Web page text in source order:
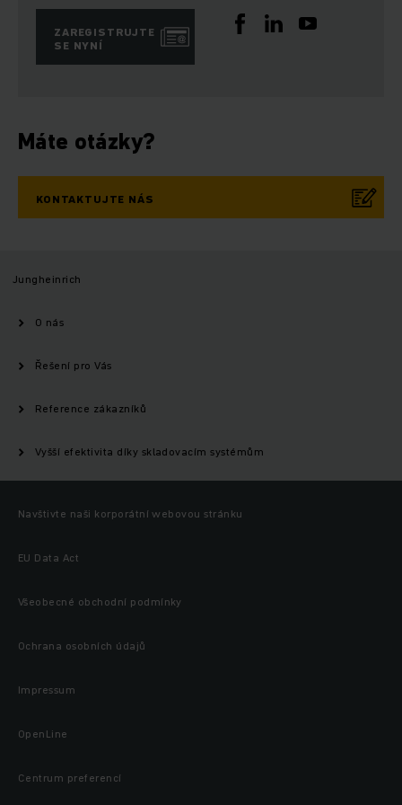
ZAREGISTRUJTE
SE NYNÍ
Máte otázky?
KONTAKTUJTE NÁS
Jungheinrich
O nás
Řešení pro Vás
Reference zákazníků
Vyšší efektivita díky skladovacím systémům
Navštivte naši korporátní webovou stránku
EU Data Act
Všeobecné obchodní podmínky
Ochrana osobních údajů
Impressum
OpenLine
Centrum preferencí